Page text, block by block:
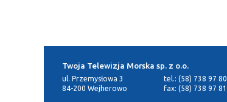
Twoja Telewizja Morska sp. z o.o.
ul. Przemysłowa 3
84-200 Wejherowo
tel.: (58) 738 97 80
fax: (58) 738 97 81